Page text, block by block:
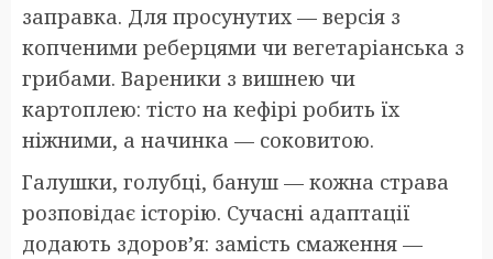
заправка. Для просунутих — версія з
копченими реберцями чи вегетаріанська з
грибами. Вареники з вишнею чи
картоплею: тісто на кефірі робить їх
ніжними, а начинка — соковитою.
Галушки, голубці, бануш — кожна страва
розповідає історію. Сучасні адаптації
додають здоров’я: замість смаження —